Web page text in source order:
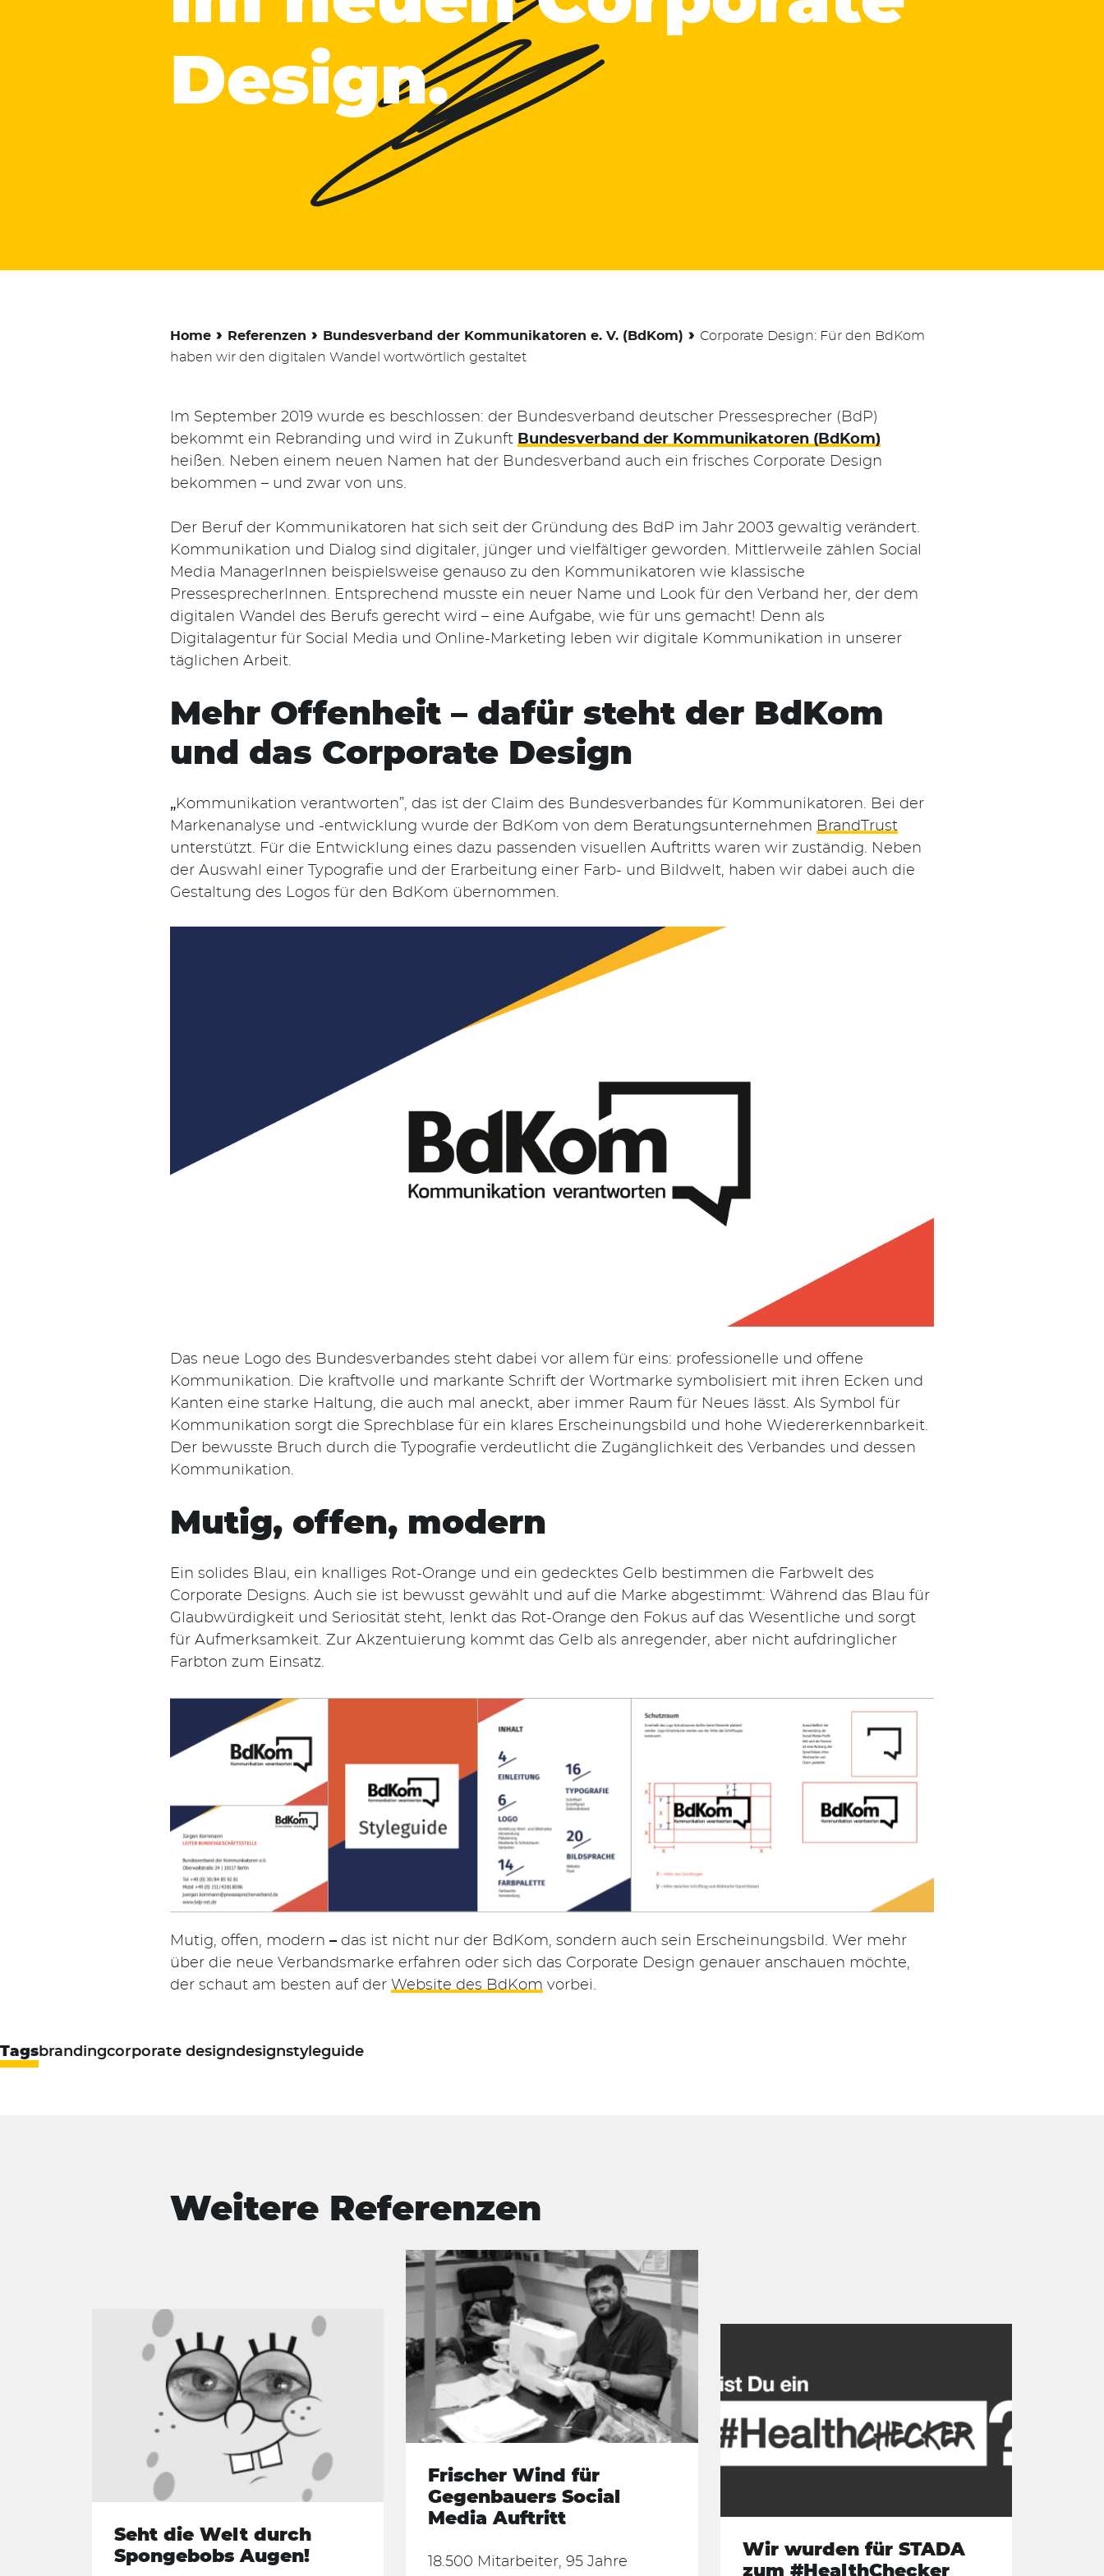
e.
-
Design.
Home › Referenzen › Bundesverband der Kommunikatoren e. V. (BdKom) › Corporate Design: Für den BdKom
haben wir den digitalen Wandel wortwörtlich gestaltet
Im September 2019 wurde es beschlossen: der Bundesverband deutscher Pressesprecher (BdP)
bekommt ein Rebranding und wird in Zukunft Bundesverband der Kommunikatoren (BdKom)
heißen. Neben einem neuen Namen hat der Bundesverband auch ein frisches Corporate Design
bekommen – und zwar von uns.
Der Beruf der Kommunikatoren hat sich seit der Gründung des BdP im Jahr 2003 gewaltig verändert.
Kommunikation und Dialog sind digitaler, jünger und vielfältiger geworden. Mittlerweile zählen Social
Media ManagerInnen beispielsweise genauso zu den Kommunikatoren wie klassische
PressesprecherInnen. Entsprechend musste ein neuer Name und Look für den Verband her, der dem
digitalen Wandel des Berufs gerecht wird – eine Aufgabe, wie für uns gemacht! Denn als
Digitalagentur für Social Media und Online-Marketing leben wir digitale Kommunikation in unserer
täglichen Arbeit.
Mehr Offenheit – dafür steht der BdKom
und das Corporate Design
„Kommunikation verantworten”, das ist der Claim des Bundesverbandes für Kommunikatoren. Bei der
Markenanalyse und -entwicklung wurde der BdKom von dem Beratungsunternehmen BrandTrust
unterstützt. Für die Entwicklung eines dazu passenden visuellen Auftritts waren wir zuständig. Neben
der Auswahl einer Typografie und der Erarbeitung einer Farb- und Bildwelt, haben wir dabei auch die
Gestaltung des Logos für den BdKom übernommen.
Das neue Logo des Bundesverbandes steht dabei vor allem für eins: professionelle und offene
Kommunikation. Die kraftvolle und markante Schrift der Wortmarke symbolisiert mit ihren Ecken und
Kanten eine starke Haltung, die auch mal aneckt, aber immer Raum für Neues lässt. Als Symbol für
Kommunikation sorgt die Sprechblase für ein klares Erscheinungsbild und hohe Wiedererkennbarkeit.
Der bewusste Bruch durch die Typografie verdeutlicht die Zugänglichkeit des Verbandes und dessen
Kommunikation.
Mutig, offen, modern
Ein solides Blau, ein knalliges Rot-Orange und ein gedecktes Gelb bestimmen die Farbwelt des
Corporate Designs. Auch sie ist bewusst gewählt und auf die Marke abgestimmt: Während das Blau für
Glaubwürdigkeit und Seriosität steht, lenkt das Rot-Orange den Fokus auf das Wesentliche und sorgt
für Aufmerksamkeit. Zur Akzentuierung kommt das Gelb als anregender, aber nicht aufdringlicher
Farbton zum Einsatz.
Mutig, offen, modern – das ist nicht nur der BdKom, sondern auch sein Erscheinungsbild. Wer mehr
über die neue Verbandsmarke erfahren oder sich das Corporate Design genauer anschauen möchte,
der schaut am besten auf der Website des BdKom vorbei.
Tagsbrandingcorporate designdesignstyleguide
Weitere Referenzen
Seht die Welt durch
Spongebobs Augen!
Frischer Wind für
Gegenbauers Social
Media Auftritt
18.500 Mitarbeiter, 95 Jahre
Wir wurden für STADA
zum #HealthChecker